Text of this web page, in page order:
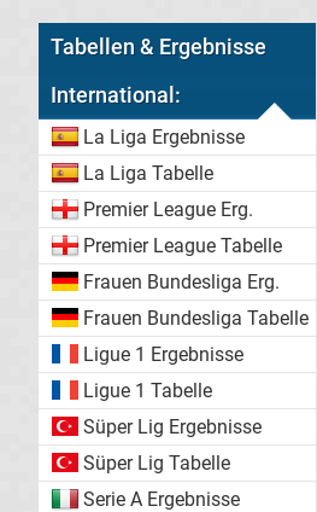
Tabellen & Ergebnisse
International:
La Liga Ergebnisse
La Liga Tabelle
Premier League Erg.
Premier League Tabelle
Frauen Bundesliga Erg.
Frauen Bundesliga Tabelle
Ligue 1 Ergebnisse
Ligue 1 Tabelle
Süper Lig Ergebnisse
Süper Lig Tabelle
Serie A Ergebnisse